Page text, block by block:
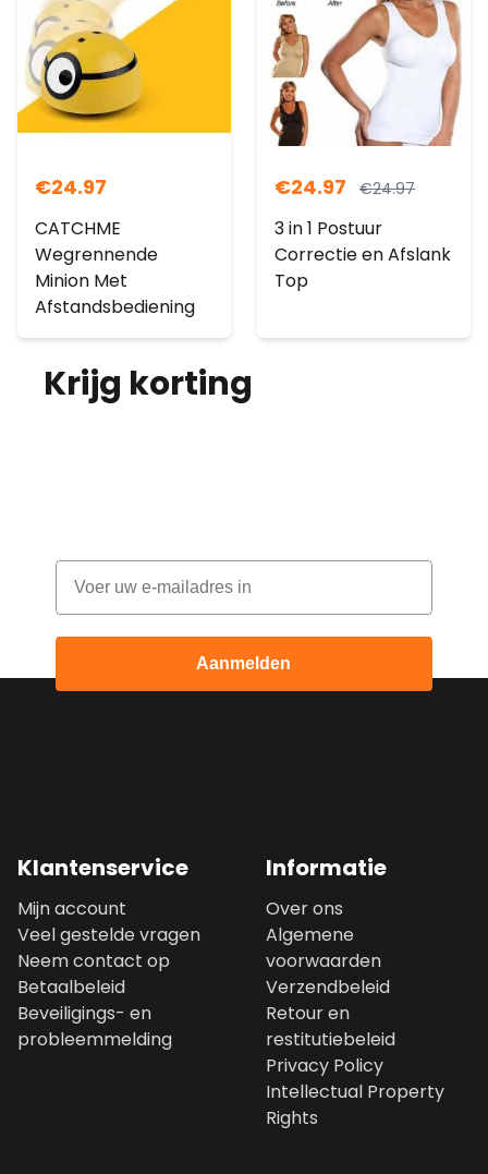
€24.97
CATCHME
Wegrennende
Minion Met
Afstandsbediening
€24.97 €24.97
3 in 1 Postuur
Correctie en Afslank
Top
Krijg korting
Email
Aanmelden
Klantenservice
Mijn account
Veel gestelde vragen
Neem contact op
Betaalbeleid
Beveiligings- en
probleemmelding
Informatie
Over ons
Algemene
voorwaarden
Verzendbeleid
Retour en
restitutiebeleid
Privacy Policy
Intellectual Property
Rights